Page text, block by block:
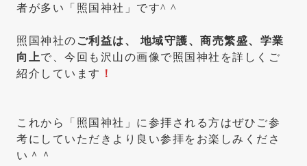
者が多い「照国神社」です^ ^
照国神社の ご利益は、 地域守護、商売繁盛、学業
向上で、今回も沢山の画像で照国神社を詳しくご
紹介しています ！
これから「照国神社」に参拝される方はぜひご参
考にしていただきより良い参拝をお楽しみくださ
い＾＾